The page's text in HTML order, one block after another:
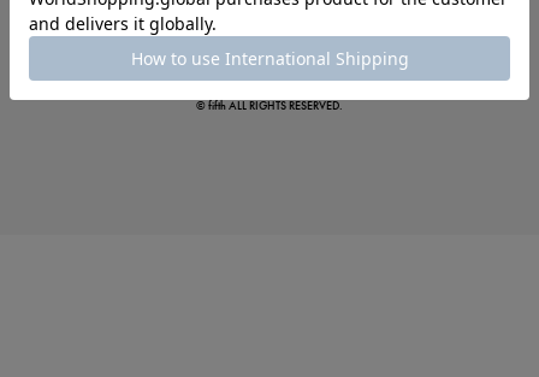
真夏のオフィスカジュアル
© fifth ALL RIGHTS RESERVED.